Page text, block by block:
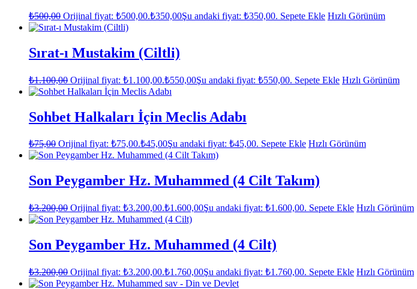
₺500,00 Orijinal fiyat: ₺500,00.₺350,00Şu andaki fiyat: ₺350,00. Sepete Ekle Hızlı Görünüm
Sırat-ı Mustakim (Ciltli)
₺1.100,00 Orijinal fiyat: ₺1.100,00.₺550,00Şu andaki fiyat: ₺550,00. Sepete Ekle Hızlı Görünüm
Sohbet Halkaları İçin Meclis Adabı
₺75,00 Orijinal fiyat: ₺75,00.₺45,00Şu andaki fiyat: ₺45,00. Sepete Ekle Hızlı Görünüm
Son Peygamber Hz. Muhammed (4 Cilt Takım)
₺3.200,00 Orijinal fiyat: ₺3.200,00.₺1.600,00Şu andaki fiyat: ₺1.600,00. Sepete Ekle Hızlı Görünüm
Son Peygamber Hz. Muhammed (4 Cilt)
₺3.200,00 Orijinal fiyat: ₺3.200,00.₺1.760,00Şu andaki fiyat: ₺1.760,00. Sepete Ekle Hızlı Görünüm